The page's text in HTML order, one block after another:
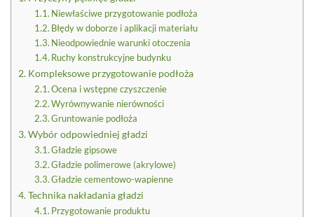
Niewłaściwe przygotowanie podłoża
Błędy w doborze i aplikacji materiału
Nieodpowiednie warunki otoczenia
Ruchy konstrukcyjne budynku
Kompleksowe przygotowanie podłoża
Ocena i wstępne czyszczenie
Wyrównywanie nierówności
Gruntowanie podłoża
Wybór odpowiedniej gładzi
Gładzie gipsowe
Gładzie polimerowe (akrylowe)
Gładzie cementowo-wapienne
Technika nakładania gładzi
Przygotowanie produktu